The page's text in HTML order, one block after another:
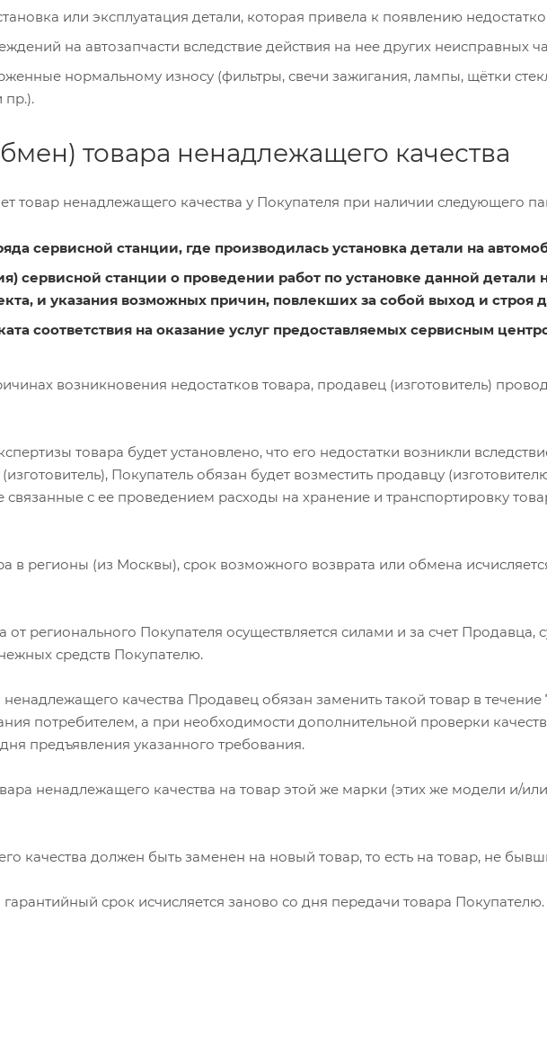
или эксплуатация детали, которая привела к появлению
на автозапчасти вследствие действия на нее других неисправных
нормальному износу (фильтры, свечи зажигания, лампы, щётки
пр.).
товара ненадлежащего качества
товар ненадлежащего качества у Покупателя при наличии следующего
сервисной станции, где производилась установка детали на
сервисной станции о проведении работ по установке данной детали
и указания возможных причин, повлекших за собой выход и строя
соответствия на оказание услуг предоставляемых сервисным
возникновения недостатков товара, продавец (изготовитель)
товара будет установлено, что его недостатки возникли
Покупатель обязан будет возместить продавцу
связанные с ее проведением расходы на хранение и транспортировку
в регионы (из Москвы), срок возможного возврата или обмена
от регионального Покупателя осуществляется силами и за счет Продавца,
средств Покупателю.
качества Продавец обязан заменить такой товар в
потребителем, а при необходимости дополнительной проверки
предъявления указанного требования.
ненадлежащего качества на товар этой же марки (этих же модели и/
качества должен быть заменен на новый товар, то есть на товар, не
срок исчисляется заново со дня передачи товара Покупателю.